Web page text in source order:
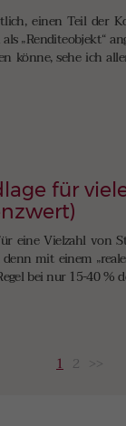
einen Teil der
„Renditeobjekt“
könne, sehe ich
für
eine Vielzahl von
mit einem
bei nur 15-40
1 2 >>